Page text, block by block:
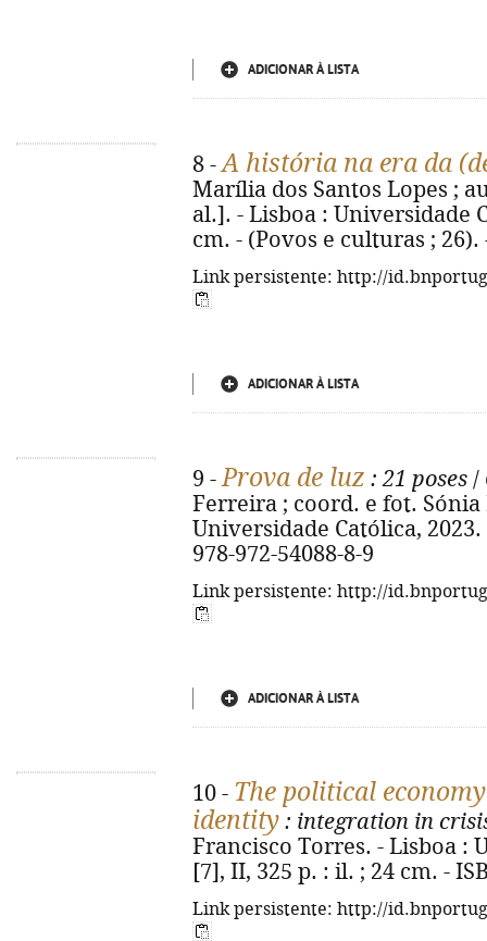
ADICIONAR À LISTA
8 -A história na era da
Marília dos Santos Lopes ;
al.]. - Lisboa : Universidade
cm. - (Povos e culturas ; 26).
Link persistente: http://
ADICIONAR À LISTA
9 -Prova de luz : 21 poses /
Ferreira ; coord. e fot. Sónia
Universidade Católica,
978-972-54088-8-9
Link persistente: http://
ADICIONAR À LISTA
10 - The political
identity : integration in
Francisco Torres. - Lisboa :
[7], II, 325 p. : il. ; 24 cm. -
Link persistente: http://